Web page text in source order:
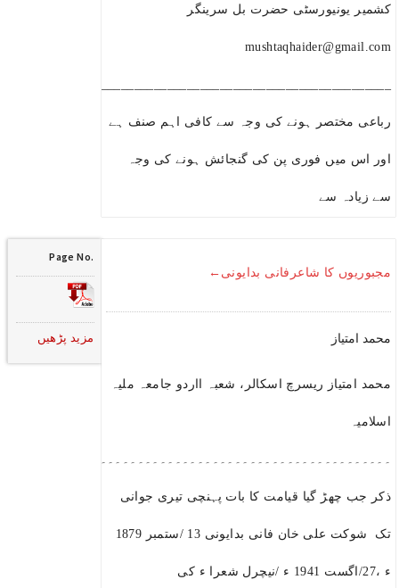
کشمیر یونیورسٹی حضرت بل سرینگر
mushtaqhaider@gmail.com
رباعی مختصر ہونے کی وجہ سے کافی اہم صنف ہے
اور اس میں فوری پن کی گنجائش ہونے کی وجہ
سے زیادہ سے
مجبوریوں کا شاعرفانی بدایونی←
محمد امتیاز
محمد امتیاز ریسرچ اسکالر، شعبہ ااردو جامعہ ملیہ
اسلامیہ
ذکر جب چھڑ گیا قیامت کا بات پہنچی تیری جوانی
تک شوکت علی خان فانی بدایونی 13 /ستمبر 1879
ء ،27/اگست 1941 ء /نیچرل شعرا ء کی
Page No.
مزید پڑھیں